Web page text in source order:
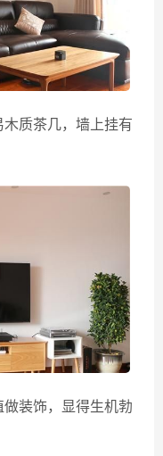
质茶几，墙上挂有
装饰，显得生机勃